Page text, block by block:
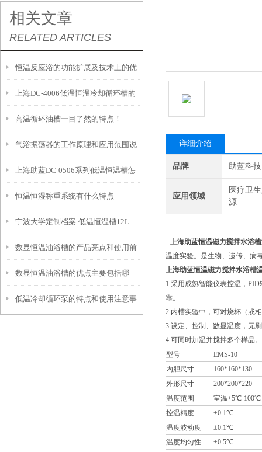
相关文章
RELATED ARTICLES
恒温反应浴的功能扩展及技术上的优
势
上海DC-4006低温恒温冷却循环槽的
产品特点和应用
高温循环油槽一目了然的特点！
气浴振荡器的工作原理和应用范围说
明
上海助蓝DC-0506系列低温恒温槽怎
么使用
恒温恒湿称重系统有什么特点
宁波大学定制档案-低温恒温槽12L
数显恒温油浴槽的产品亮点和使用前
安全须知
数显恒温油浴槽的优点主要包括哪
些？
低温冷却循环泵的特点和使用注意事
详细介绍
品牌 助蓝科技
应用领域
医疗卫
源
上海助蓝恒温磁力搅拌水浴
温度实验。是生物、遗传、病
上海助蓝恒温磁力搅拌水浴槽
1.采用成熟智能仪表控温，
靠。
2.内槽实验中，可对烧杯（或
3.设定、控制、数显温度，无
4.可同时加温并搅拌多个样品
型号
EMS-10
内胆尺寸
160*160*130
外形尺寸
200*200*220
温度范围
室温+5℃-100℃
控温精度
±0.1℃
温度波动度
±0.1℃
温度均匀性
±0.5℃